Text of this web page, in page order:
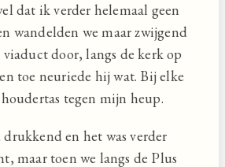
dat ik verder helemaal geen
wandelden we maar zwijgend
door, langs de kerk op
toe neuriede hij wat. Bij elke
tegen mijn heup.
en het was verder
maar toen we langs de Plus